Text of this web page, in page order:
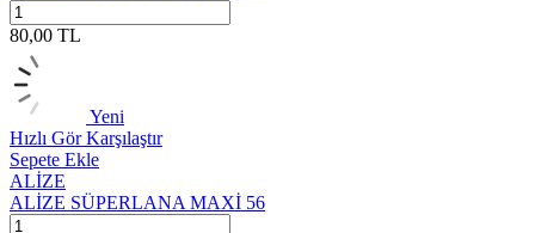
80,00 TL
Yeni
Hızlı GörKarşılaştır
Sepete Ekle
ALİZE
ALİZE SÜPERLANA MAXİ 56